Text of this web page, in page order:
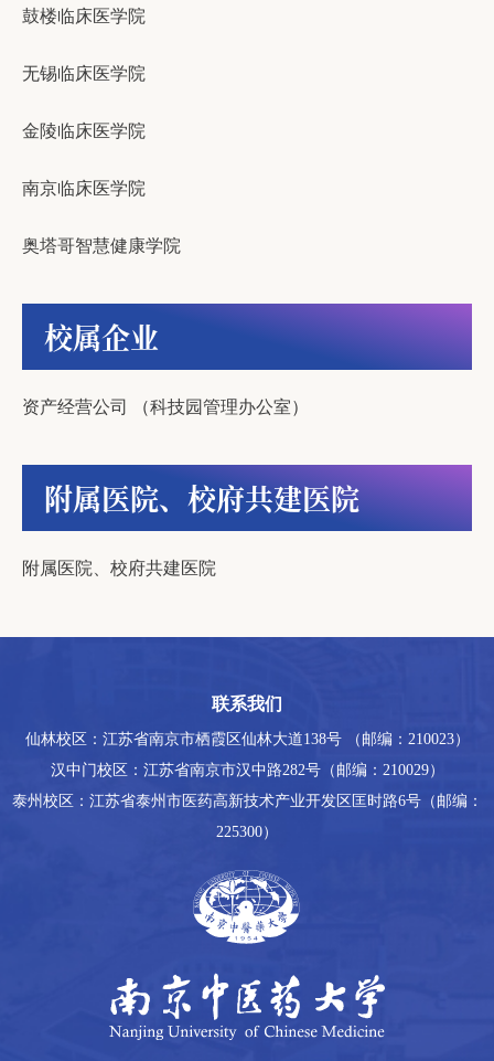
鼓楼临床医学院
无锡临床医学院
金陵临床医学院
南京临床医学院
奥塔哥智慧健康学院
校属企业
资产经营公司 （科技园管理办公室）
附属医院、校府共建医院
附属医院、校府共建医院
联系我们
仙林校区：江苏省南京市栖霞区仙林大道138号 （邮编：210023）
汉中门校区：江苏省南京市汉中路282号（邮编：210029）
泰州校区：江苏省泰州市医药高新技术产业开发区匡时路6号（邮编：
225300）